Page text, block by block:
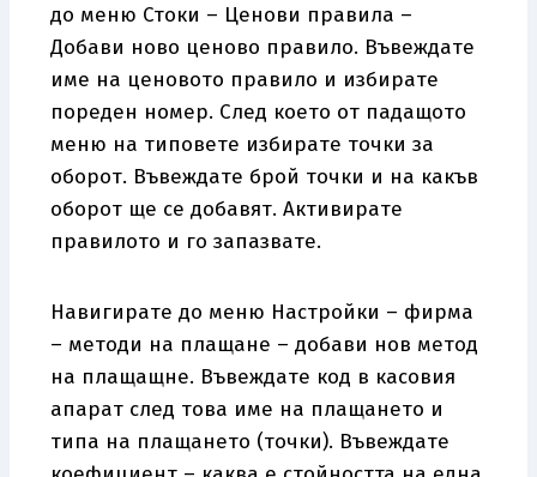
до меню Стоки – Ценови правила –
Добави ново ценово правило. Въвеждате
име на ценовото правило и избирате
пореден номер. След което от падащото
меню на типовете избирате точки за
оборот. Въвеждате брой точки и на какъв
оборот ще се добавят. Активирате
правилото и го запазвате.
Навигирате до меню Настройки – фирма
– методи на плащане – добави нов метод
на плащащне. Въвеждате код в касовия
апарат след това име на плащането и
типа на плащането (точки). Въвеждате